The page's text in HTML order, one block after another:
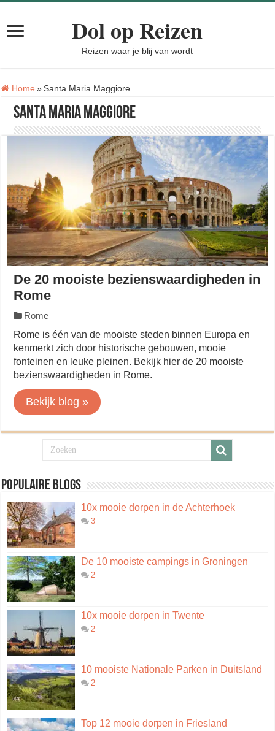
Dol op Reizen
Reizen waar je blij van wordt
Home » Tag:
Santa Maria Maggiore
Santa Maria Maggiore
De 20 mooiste bezienswaardigheden in
Rome
Rome
Rome is één van de mooiste steden binnen Europa en
kenmerkt zich door historische gebouwen, mooie
fonteinen en leuke pleinen. Bekijk hier de 20 mooiste
bezienswaardigheden in Rome.
Bekijk blog »
Populaire blogs
10x mooie dorpen in de Achterhoek
3
De 10 mooiste campings in Groningen
2
10x mooie dorpen in Twente
2
10 mooiste Nationale Parken in Duitsland
2
Top 12 mooie dorpen in Friesland